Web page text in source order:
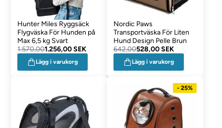
Hunter Miles Ryggsäck
Flygväska För Hunden på
Max 6,5 kg Svart
1.570,001.256,00 SEK
Lägg i varukorg
Nordic Paws
Transportväska För Liten
Hund Design Pelle Brun
642,00528,00 SEK
Lägg i varukorg
- 25%